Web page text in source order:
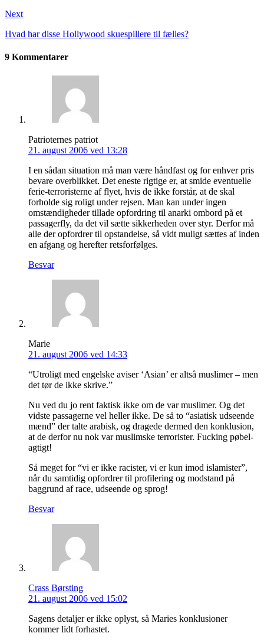
Next
Hvad har disse Hollywood skuespillere til fælles?
9 Kommentarer
Patrioternes patriot
21. august 2006 ved 13:28
I en sådan situation må man være håndfast og for enhver pris
bevare overblikket. Det eneste rigtige er, at smide eventuelle
ferie-terroristerne af flyet, hvis de ikke forstår, at de skal
forholde sig roligt under rejsen. Man kan under ingen
omstændigheder tillade opfordring til anarki ombord på et
passagerfly, da det vil sætte sikkerheden over styr. Derfor må
alle der opfordrer til opstandelse, så vidt muligt sættes af inden
en afgang og herefter retsforfølges.
Besvar
Marie
21. august 2006 ved 14:33
“Utroligt med engelske aviser ‘Asian’ er altså muslimer – men
det tør de ikke skrive.”
Nu ved du jo rent faktisk ikke om de var muslimer. Og det
vidste passagerne vel heller ikke. De så to “asiatisk udseende
mænd” der talte arabisk, og dragede dermed den konklusion,
at de derfor nu nok var muslimske terrorister. Fucking pøbel-
agtigt!
Så meget for “vi er ikke racister, vi er kun imod islamister”,
når du samtidig opfordrer til profilering og modstand på
baggrund af race, udseende og sprog!
Besvar
Crass Børsting
21. august 2006 ved 15:02
Sagens detaljer er ikke oplyst, så Maries konklusioner
kommer lidt forhastet.